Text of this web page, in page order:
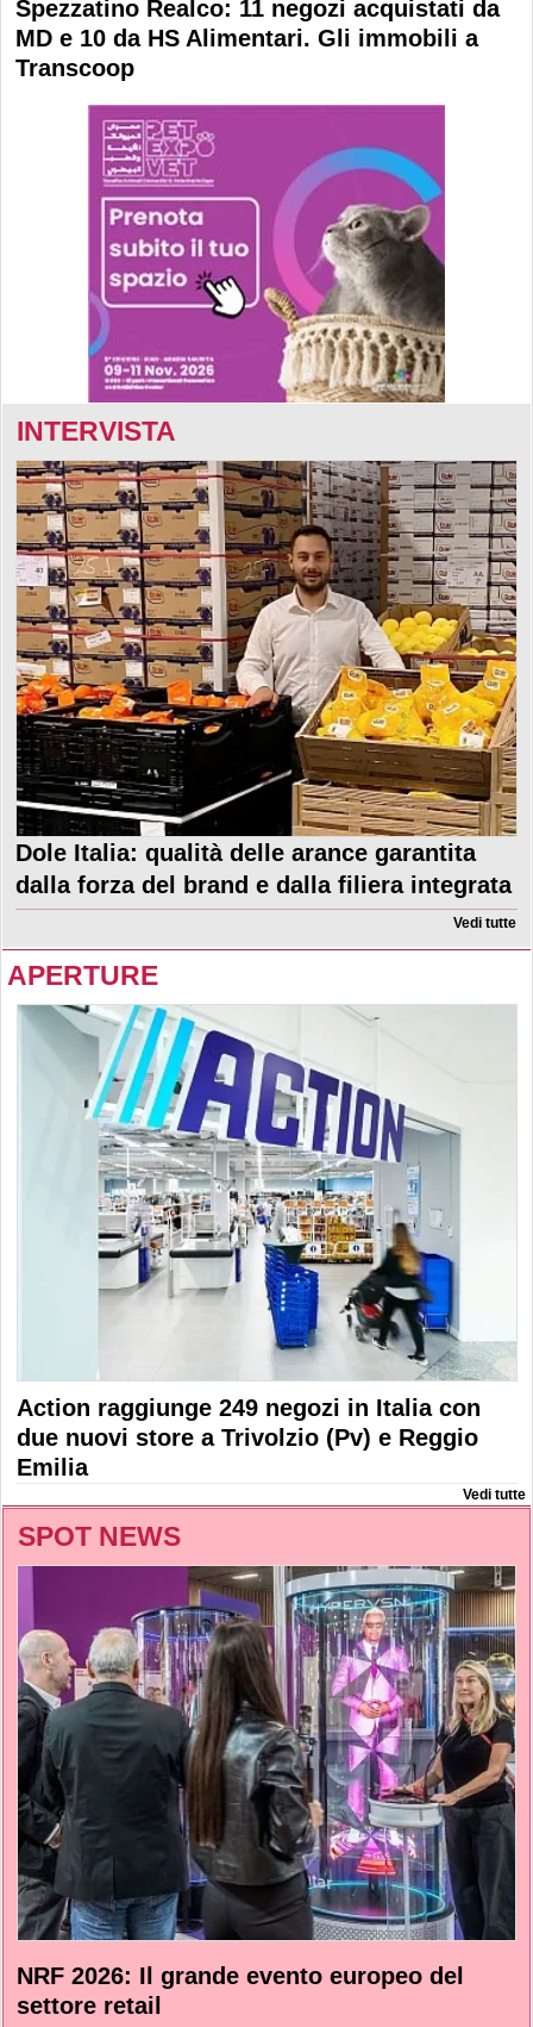
Spezzatino Realco: 11 negozi acquistati da
MD e 10 da HS Alimentari. Gli immobili a
Transcoop
INTERVISTA
Dole Italia: qualità delle arance garantita
dalla forza del brand e dalla filiera integrata
Vedi tutte
APERTURE
Action raggiunge 249 negozi in Italia con
due nuovi store a Trivolzio (Pv) e Reggio
Emilia
Vedi tutte
SPOT NEWS
NRF 2026: Il grande evento europeo del
settore retail